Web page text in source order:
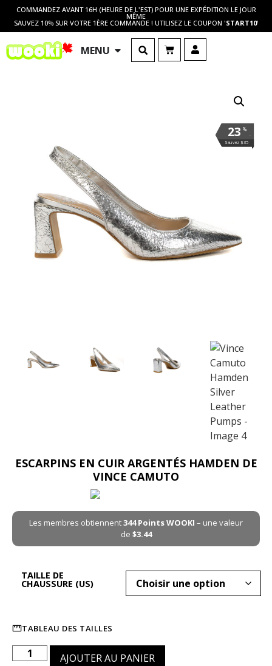
COMMANDEZ AVANT 16H (HEURE DE L'EST) POUR UNE EXPÉDITION LE JOUR
MÊME
SAUVEZ 10% SUR VOTRE 1ÈRE COMMANDE ! UTILISEZ LE COUPON 'START10'
MENU
%
.
23
Sauvez $35
ESCARPINS EN CUIR ARGENTÉS HAMDEN DE
VINCE CAMUTO
Les membres obtiennent344Points WOOKI – une valeur
de $3.44
TAILLE DE
CHAUSSURE (US)
TABLEAU DES TAILLES
AJOUTER AU PANIER